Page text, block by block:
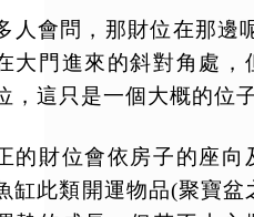
人會問，那財位在那邊
大門進來的斜對角處
，這只是一個大概的位
的財位會依房子的座
缸此類開運物品(聚寶